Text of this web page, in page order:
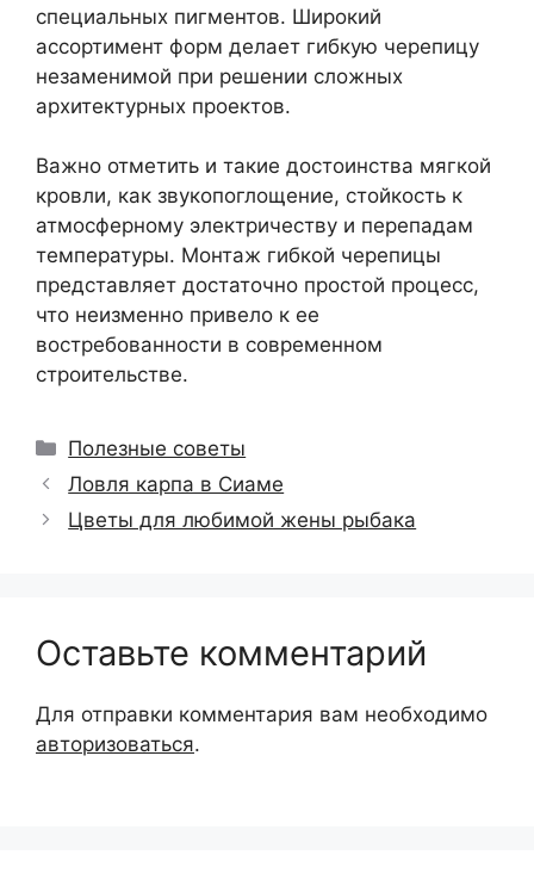
специальных пигментов. Широкий
ассортимент форм делает гибкую черепицу
незаменимой при решении сложных
архитектурных проектов.
Важно отметить и такие достоинства мягкой
кровли, как звукопоглощение, стойкость к
атмосферному электричеству и перепадам
температуры. Монтаж гибкой черепицы
представляет достаточно простой процесс,
что неизменно привело к ее
востребованности в современном
строительстве.
Рубрики
Полезные советы
Ловля карпа в Сиаме
Цветы для любимой жены рыбака
Оставьте комментарий
Для отправки комментария вам необходимо
авторизоваться.